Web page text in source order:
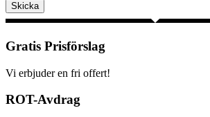
Skicka
Gratis Prisförslag
Vi erbjuder en fri offert!
ROT-Avdrag